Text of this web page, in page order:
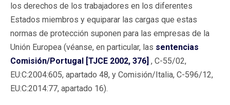
los derechos de los trabajadores en los diferentes
Estados miembros y equiparar las cargas que estas
normas de protección suponen para las empresas de la
Unión Europea (véanse, en particular, las sentencias
Comisión/Portugal [TJCE 2002, 376] , C-55/02,
EU:C:2004:605, apartado 48, y Comisión/Italia, C-596/12,
EU:C:2014:77, apartado 16).